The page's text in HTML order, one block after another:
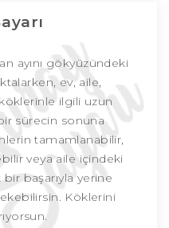
ayını gökyüzündeki
ev, aile,
ilgili uzun
sürecin sonuna
tamamlanabilir,
veya aile içindeki
başarıyla yerine
Köklerini